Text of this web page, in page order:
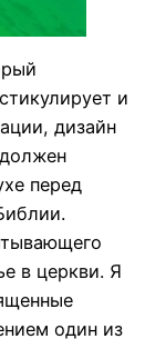
и
дизайн
перед
в церкви. Я
один из